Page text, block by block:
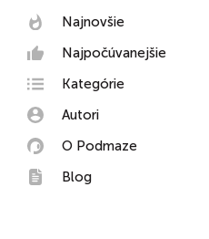
Najnovšie
Najpočúvanejšie
Kategórie
Autori
O Podmaze
Blog